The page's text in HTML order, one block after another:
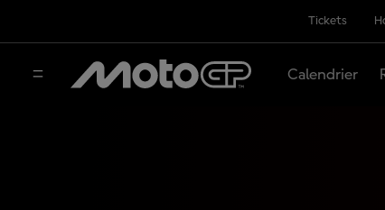
Tickets
Calendrier